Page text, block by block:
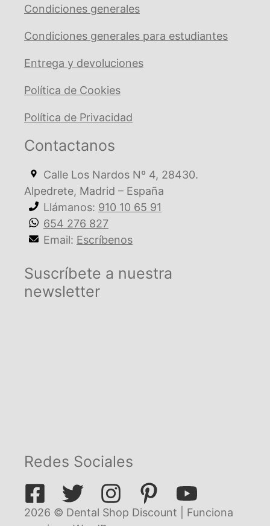
Condiciones generales
Condiciones generales para estudiantes
Entrega y devoluciones
Política de Cookies
Política de Privacidad
Contactanos
Calle Los Nardos Nº 4, 28430.
Alpedrete, Madrid – España
Llámanos: 910 10 65 91
654 276 827
Email: Escríbenos
Suscríbete a nuestra
newsletter
Redes Sociales
2026 © Dental Shop Discount | Funciona